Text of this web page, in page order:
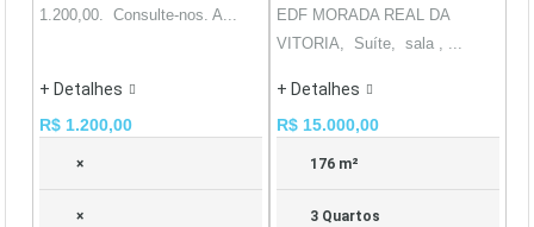
1.200,00. Consulte-nos. A...
+ Detalhes
R$ 1.200,00
×
×
EDF MORADA REAL DA
VITORIA, Suíte, sala , ...
+ Detalhes
R$ 15.000,00
176 m²
3 Quartos